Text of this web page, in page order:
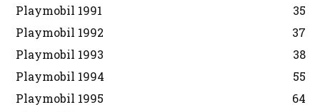
Playmobil 1991
35
Playmobil 1992
37
Playmobil 1993
38
Playmobil 1994
55
Playmobil 1995
64